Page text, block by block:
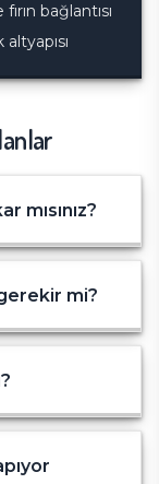
bağlantısı
mısınız?
mi?